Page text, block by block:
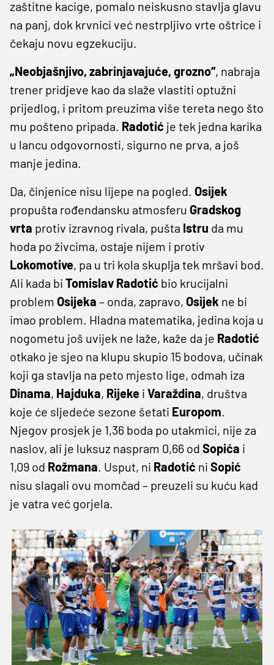
zaštitne kacige, pomalo neiskusno stavlja glavu
na panj, dok krvnici već nestrpljivo vrte oštrice i
čekaju novu egzekuciju.
„Neobjašnjivo, zabrinjavajuće, grozno“, nabraja
trener pridjeve kao da slaže vlastiti optužni
prijedlog, i pritom preuzima više tereta nego što
mu pošteno pripada. Radotić je tek jedna karika
u lancu odgovornosti, sigurno ne prva, a još
manje jedina.
Da, činjenice nisu lijepe na pogled. Osijek
propušta rođendansku atmosferu Gradskog
vrta protiv izravnog rivala, pušta Istru da mu
hoda po živcima, ostaje nijem i protiv
Lokomotive, pa u tri kola skuplja tek mršavi bod.
Ali kada bi Tomislav Radotić bio krucijalni
problem Osijeka – onda, zapravo, Osijek ne bi
imao problem. Hladna matematika, jedina koja u
nogometu još uvijek ne laže, kaže da je Radotić
otkako je sjeo na klupu skupio 15 bodova, učinak
koji ga stavlja na peto mjesto lige, odmah iza
Dinama, Hajduka, Rijeke i Varaždina, društva
koje će sljedeće sezone šetati Europom.
Njegov prosjek je 1,36 boda po utakmici, nije za
naslov, ali je luksuz naspram 0,66 od Sopića i
1,09 od Rožmana. Usput, ni Radotić ni Sopić
nisu slagali ovu momčad – preuzeli su kuću kad
je vatra već gorjela.